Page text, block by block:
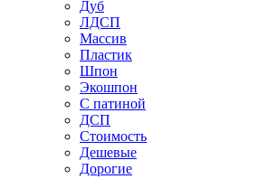
Дуб
ЛДСП
Массив
Пластик
Шпон
Экошпон
С патиной
ДСП
Стоимость
Дешевые
Дорогие